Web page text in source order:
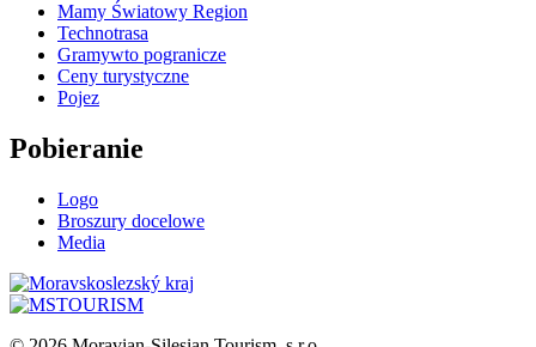
Mamy Światowy Region
Technotrasa
Gramywto pogranicze
Ceny turystyczne
Pojez
Pobieranie
Logo
Broszury docelowe
Media